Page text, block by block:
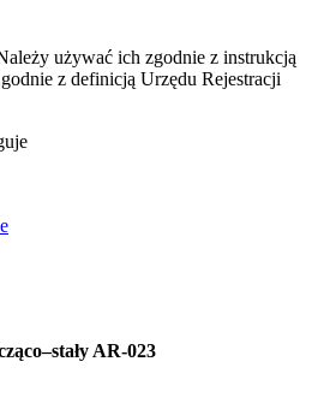
używać ich zgodnie z instrukcją
z definicją Urzędu Rejestracji
AR-023